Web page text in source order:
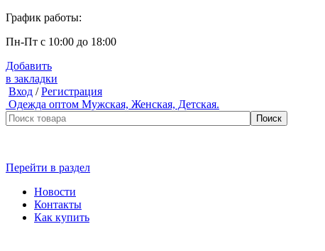
График работы:
Пн-Пт с 10:00 до 18:00
Добавить
в закладки
Вход /Регистрация
Одежда оптом Мужская, Женская, Детская.
Перейти в раздел
Новости
Контакты
Как купить